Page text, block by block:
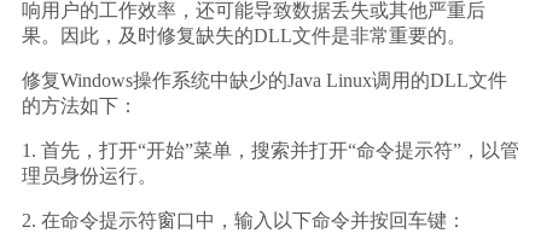
响用户的工作效率，还可能导致数据丢失或其他严重后
果。因此，及时修复缺失的DLL文件是非常重要的。
修复Windows操作系统中缺少的Java Linux调用的DLL文件
的方法如下：
1. 首先，打开“开始”菜单，搜索并打开“命令提示符”，以管
理员身份运行。
2. 在命令提示符窗口中，输入以下命令并按回车键：